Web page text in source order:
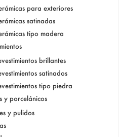
para exteriores
satinadas
tipo madera
brillantes
satinados
tipo piedra
y porcelánicos
y pulidos